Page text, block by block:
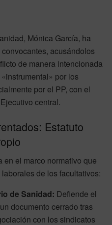
Mónica García, ha
acusándolos
de manera intencionada
por los
por el PP, con el
central.
Estatuto
el marco normativo que
de los facultativos:
de Sanidad: Defiende el
documento cerrado tras
con los sindicatos